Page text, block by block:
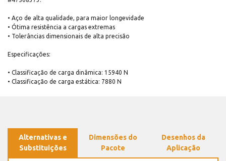
• Aço de alta qualidade, para maior longevidade
• Ótima resistência a cargas extremas
• Tolerâncias dimensionais de alta precisão
Especificações:
• Classificação de carga dinâmica: 15940 N
• Classificação de carga estática: 7880 N
Alternativas e
Substituições
Dimensões do
Pacote
Desenhos da
Aplicação